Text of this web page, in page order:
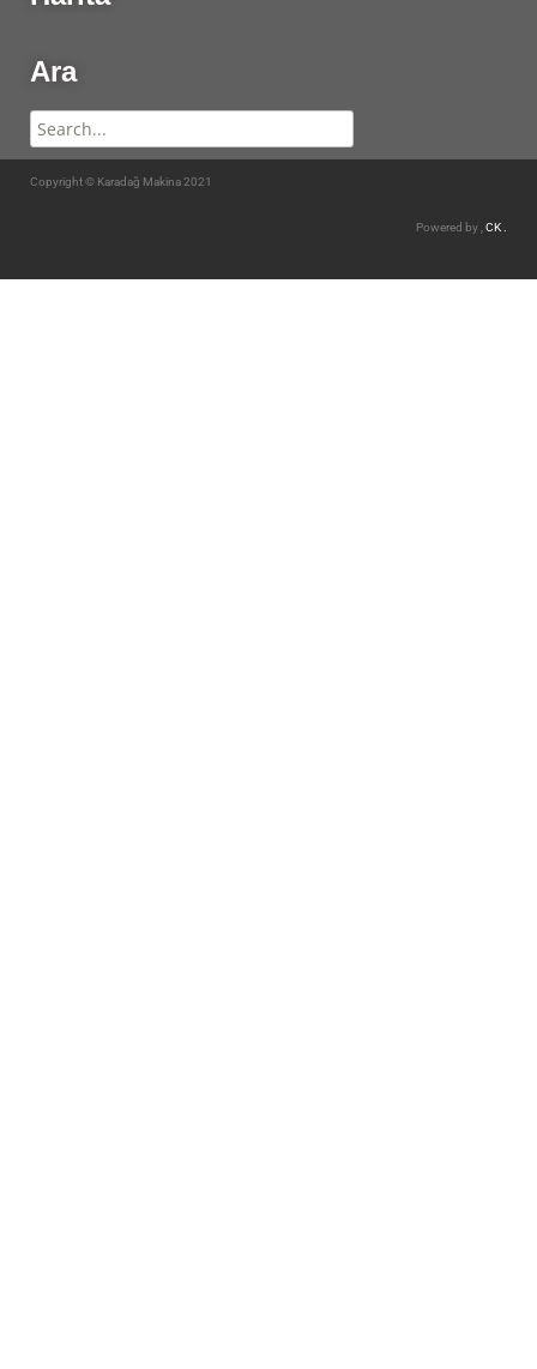
Ara
Copyright © Karadağ Makina 2021
Powered by , CK .